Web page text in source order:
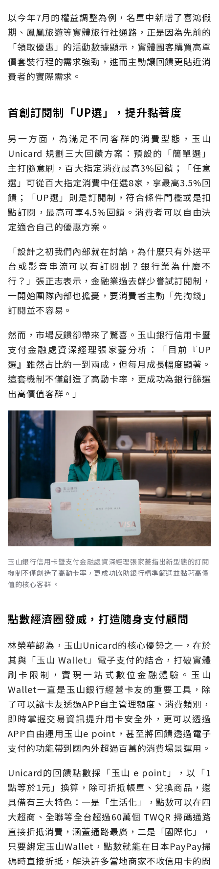
以今年7月的權益調整為例，名單中新增了喜鴻假
期、鳳凰旅遊等實體旅行社通路，正是因為先前的
「領取優惠」的活動數據顯示，實體團客購買高單
價套裝行程的需求強勁，進而主動讓回饋更貼近消
費者的實際需求。
首創訂閱制「UP選」，提升黏著度
另一方面，為滿足不同客群的消費型態，玉山
Unicard 規劃三大回饋方案：預設的「簡單選」
主打隨意刷，百大指定消費最高3%回饋；「任意
選」可從百大指定消費中任選8家，享最高3.5%回
饋；「UP選」則是訂閱制，符合條件門檻或是扣
點訂閱，最高可享4.5%回饋。消費者可以自由決
定適合自己的優惠方案。
「設計之初我們內部就在討論，為什麼只有外送平
台或影音串流可以有訂閱制？銀行業為什麼不
行？」張正志表示，金融業過去鮮少嘗試訂閱制，
一開始團隊內部也擔憂，要消費者主動「先掏錢」
訂閱並不容易。
然而，市場反饋卻帶來了驚喜。玉山銀行信用卡暨
支付金融處資深經理張家菱分析：「目前『UP
選』雖然占比約一到兩成，但每月成長幅度顯著。
這套機制不僅創造了高動卡率，更成功為銀行篩選
出高價值客群。」
玉山銀行信用卡暨支付金融處資深經理張家菱指出新型態的訂閱
機制不僅創造了高動卡率，更成功協助銀行精準篩選並黏著高價
值的核心客群 。
點數經濟圈發威，打造隨身支付顧問
林榮華認為，玉山Unicard的核心優勢之一，在於
其與「玉山 Wallet」電子支付的結合，打破實體
刷卡限制，實現一站式數位金融體驗。玉山
Wallet一直是玉山銀行經營卡友的重要工具，除
了可以讓卡友透過APP自主管理額度、消費類別，
即時掌握交易資訊提升用卡安全外，更可以透過
APP自由運用玉山e point，甚至將回饋透過電子
支付的功能帶到國內外超過百萬的消費場景運用。
Unicard的回饋點數採「玉山 e point」，以「1
點等於1元」換算，除可折抵帳單、兌換商品，還
具備有三大特色：一是「生活化」，點數可以在四
大超商、全聯等全台超過60萬個 TWQR 掃碼通路
直接折抵消費，涵蓋通路最廣，二是「國際化」，
只要綁定玉山Wallet，點數就能在日本PayPay掃
碼時直接折抵，解決許多當地商家不收信用卡的問